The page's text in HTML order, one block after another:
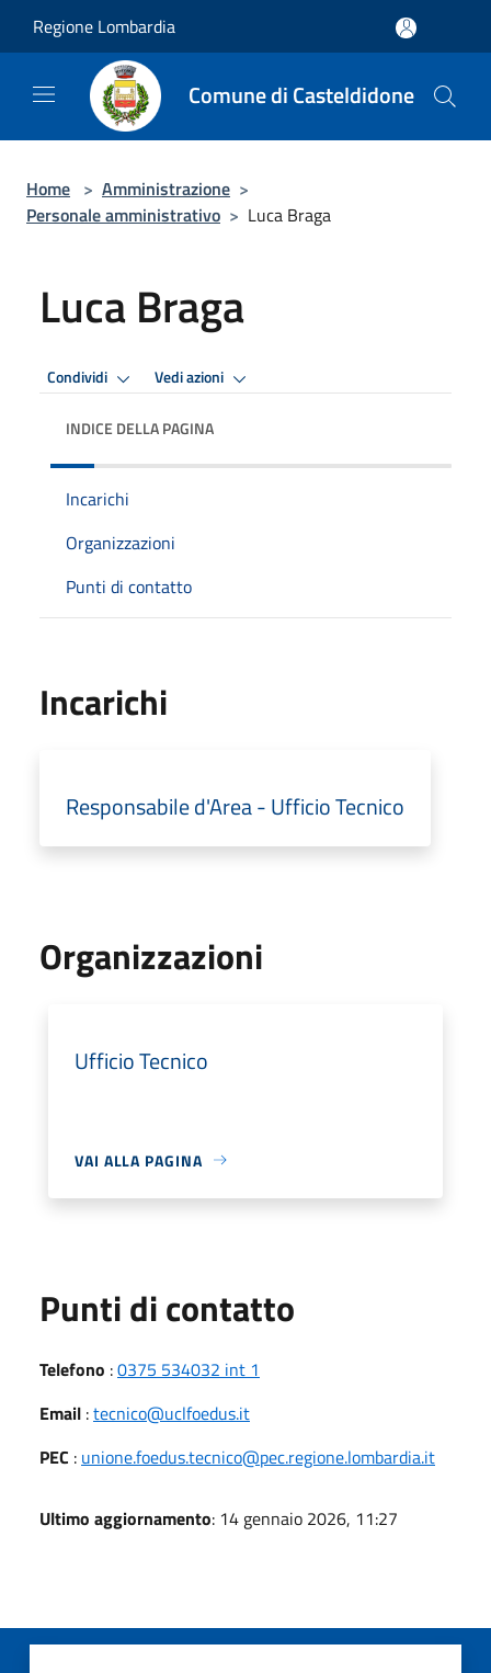
Regione Lombardia
Comune di Casteldidone
Home > Amministrazione >
Personale amministrativo > Luca Braga
Luca Braga
Condividi Vedi azioni
INDICE DELLA PAGINA
Incarichi
Organizzazioni
Punti di contatto
Incarichi
Responsabile d'Area - Ufficio Tecnico
Organizzazioni
Ufficio Tecnico
VAI ALLA PAGINA
Punti di contatto
Telefono :0375 534032 int 1
Email :tecnico@uclfoedus.it
PEC : unione.foedus.tecnico@pec.regione.lombardia.it
Ultimo aggiornamento: 14 gennaio 2026, 11:27